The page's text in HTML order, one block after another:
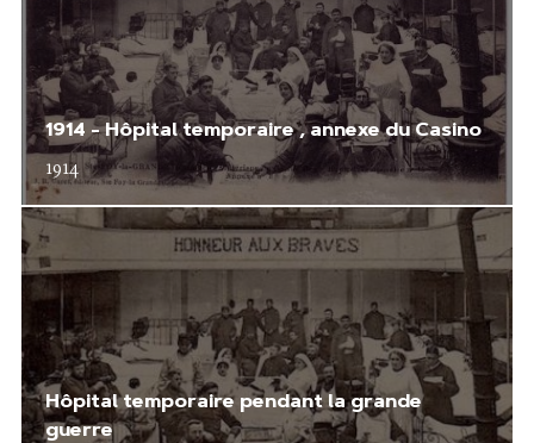
1914 - Hôpital temporaire , annexe du Casino
1914
Hôpital temporaire pendant la grande
guerre